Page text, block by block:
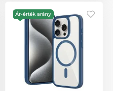
Ár-érték arány